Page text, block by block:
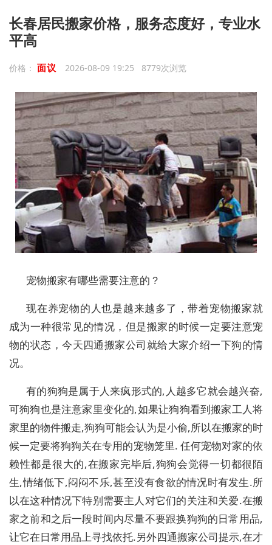
长春居民搬家价格，服务态度好，专业水
平高
价格： 面议 2026-08-09 19:25 8779次浏览
宠物搬家有哪些需要注意的？
现在养宠物的人也是越来越多了，带着宠物搬家就
成为一种很常见的情况，但是搬家的时候一定要注意宠
物的状态，今天四通搬家公司就给大家介绍一下狗的情
况。
有的狗狗是属于人来疯形式的,人越多它就会越兴奋,
可狗狗也是注意家里变化的,如果让狗狗看到搬家工人将
家里的物件搬走,狗狗可能会认为是小偷,所以在搬家的时
候一定要将狗狗关在专用的宠物笼里. 任何宠物对家的依
赖性都是很大的,在搬家完毕后,狗狗会觉得一切都很陌
生,情绪低下,闷闷不乐,甚至没有食欲的情况时有发生.所
以在这种情况下特别需要主人对它们的关注和关爱.在搬
家之前和之后一段时间内尽量不要跟换狗狗的日常用品,
让它在日常用品上寻找依托.另外四通搬家公司提示,在才